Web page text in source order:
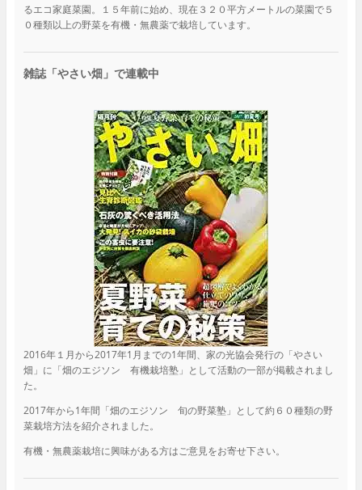
るエコ家庭菜園。１５年前に始め、現在３２０平方メートルの菜園で５
０種類以上の野菜を有機・無農薬で栽培しています。
雑誌「やさい畑」で連載中
2016年１月から2017年1月までの1年間、家の光協会発行の「やさい
畑」に「畑のエジソン 有機栽培塾」として活動の一部が掲載されまし
た。
2017年から1年間「畑のエジソン 旬の野菜塾」として約６０種類の野
菜栽培方法を紹介されました。
有機・無農薬栽培に興味がある方はご意見をお寄せ下さい。